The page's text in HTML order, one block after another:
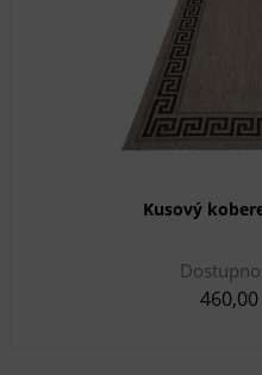
Kusový
460,00